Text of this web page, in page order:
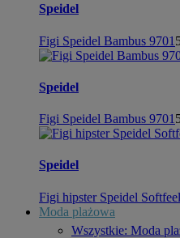
Speidel
Figi Speidel Bambus 9701
Speidel
Figi Speidel Bambus 9701
Speidel
Figi hipster Speidel
Moda plażowa
Wszystkie: Moda